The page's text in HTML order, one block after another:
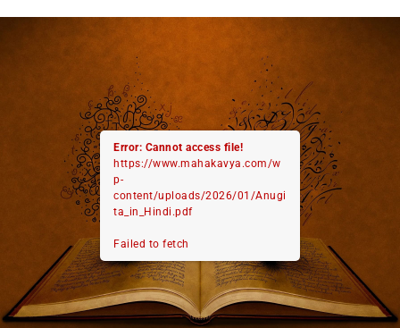
Error: Cannot access file!
https://www.mahakavya.com/w
p-
content/uploads/2026/01/Anugi
ta_in_Hindi.pdf
Failed to fetch